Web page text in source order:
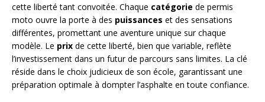
cette liberté tant convoitée. Chaque catégorie de permis
moto ouvre la porte à des puissances et des sensations
différentes, promettant une aventure unique sur chaque
modèle. Le prix de cette liberté, bien que variable, reflète
l’investissement dans un futur de parcours sans limites. La clé
réside dans le choix judicieux de son école, garantissant une
préparation optimale à dompter l’asphalte en toute confiance.